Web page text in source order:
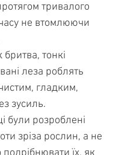
тривалого
не втомлюючи
бритва, тонкі
леза роблять
гладким,
зусиль.
були розроблені
зріза рослин, а не